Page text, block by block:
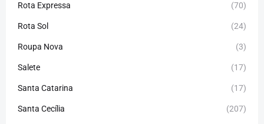
Rota Expressa (70)
Rota Sol (24)
Roupa Nova (3)
Salete (17)
Santa Catarina (17)
Santa Cecília (207)